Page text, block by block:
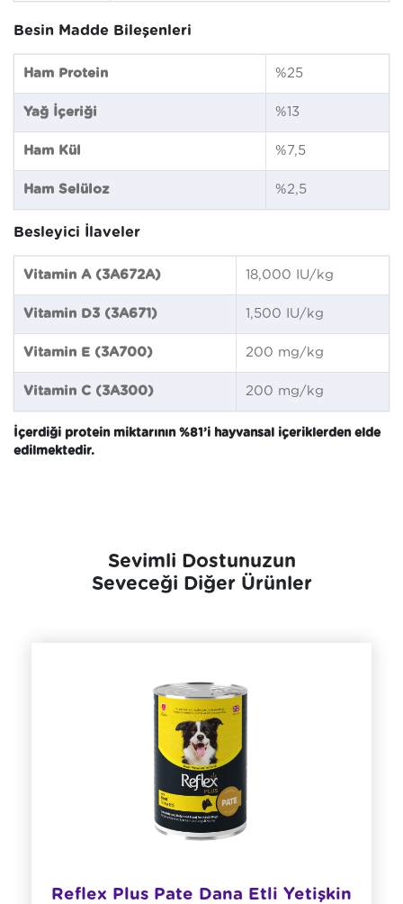
Besin Madde Bileşenleri
Ham Protein %25
Yağ İçeriği %13
Ham Kül %7,5
Ham Selüloz %2,5
Besleyici İlaveler
Vitamin A (3A672A) 18,000 IU/kg
Vitamin D3 (3A671) 1,500 IU/kg
Vitamin E (3A700) 200 mg/kg
Vitamin C (3A300) 200 mg/kg
İçerdiği protein miktarının %81’i hayvansal içeriklerden elde
edilmektedir.
Sevimli Dostunuzun
Seveceği Diğer Ürünler
Reflex Plus Pate Dana Etli Yetişkin